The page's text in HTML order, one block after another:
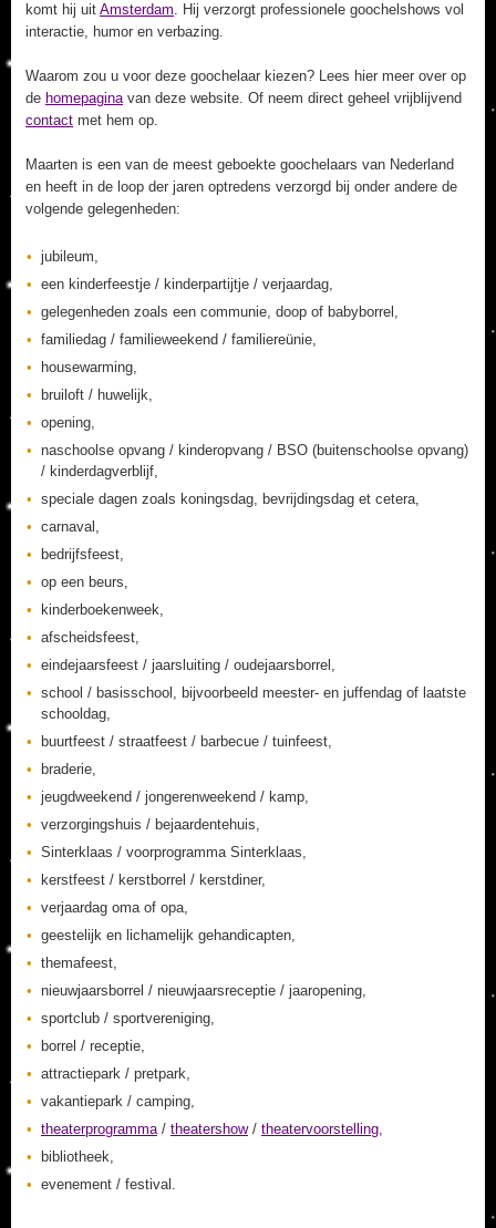
komt hij uit Amsterdam. Hij verzorgt professionele goochelshows vol
interactie, humor en verbazing.
Waarom zou u voor deze goochelaar kiezen? Lees hier meer over op
de homepaginavan deze website. Of neem direct geheel vrijblijvend
contact met hem op.
Maarten is een van de meest geboekte goochelaars van Nederland
en heeft in de loop der jaren optredens verzorgd bij onder andere de
volgende gelegenheden:
jubileum,
een kinderfeestje / kinderpartijtje / verjaardag,
gelegenheden zoals een communie, doop of babyborrel,
familiedag / familieweekend / familiereünie,
housewarming,
bruiloft / huwelijk,
opening,
naschoolse opvang / kinderopvang / BSO (buitenschoolse opvang)
/ kinderdagverblijf,
speciale dagen zoals koningsdag, bevrijdingsdag et cetera,
carnaval,
bedrijfsfeest,
op een beurs,
kinderboekenweek,
afscheidsfeest,
eindejaarsfeest / jaarsluiting / oudejaarsborrel,
school / basisschool, bijvoorbeeld meester- en juffendag of laatste
schooldag,
buurtfeest / straatfeest / barbecue / tuinfeest,
braderie,
jeugdweekend / jongerenweekend / kamp,
verzorgingshuis / bejaardentehuis,
Sinterklaas / voorprogramma Sinterklaas,
kerstfeest / kerstborrel / kerstdiner,
verjaardag oma of opa,
geestelijk en lichamelijk gehandicapten,
themafeest,
nieuwjaarsborrel / nieuwjaarsreceptie / jaaropening,
sportclub / sportvereniging,
borrel / receptie,
attractiepark / pretpark,
vakantiepark / camping,
theaterprogramma/ theatershow/ theatervoorstelling,
bibliotheek,
evenement / festival.